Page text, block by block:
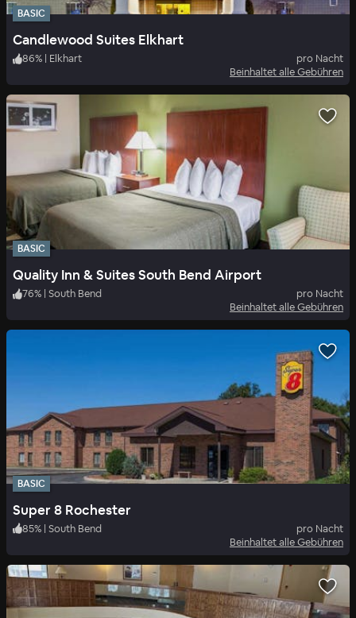
BASIC
Candlewood Suites Elkhart
86% | Elkhart
pro Nacht
Beinhaltet alle Gebühren
BASIC
Quality Inn & Suites South Bend Airport
76% | South Bend
pro Nacht
Beinhaltet alle Gebühren
BASIC
Super 8 Rochester
85% | South Bend
pro Nacht
Beinhaltet alle Gebühren